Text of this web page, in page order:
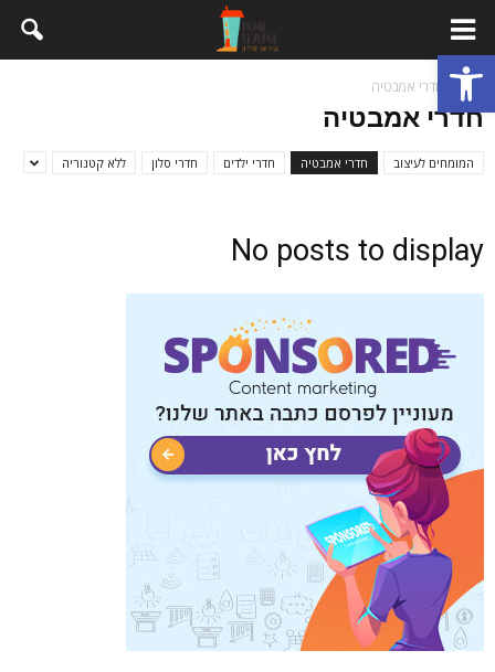
פתח סרגל נגישות
בית חדרי אמבטיה
חדרי אמבטיה
המומחים לעיצוב חדרי אמבטיה חדרי ילדים חדרי סלון ללא קטגוריה
No posts to display